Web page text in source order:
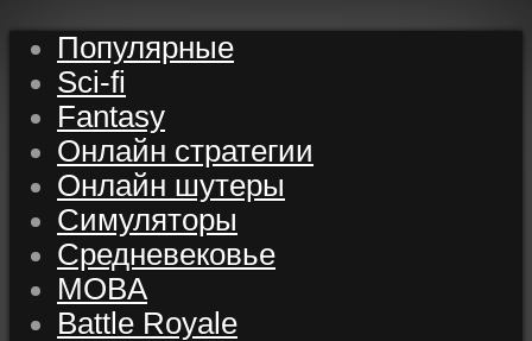
Популярные
Sci-fi
Fantasy
Онлайн стратегии
Онлайн шутеры
Симуляторы
Средневековье
MOBA
Battle Royale